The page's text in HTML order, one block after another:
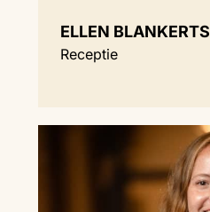
ELLEN BLANKERTS
Receptie